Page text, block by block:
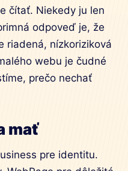
čítať. Niekedy ju len
odpoveď je, že
riadená, nízkoriziková
webu je čudné
prečo nechať
mať
pre identitu.